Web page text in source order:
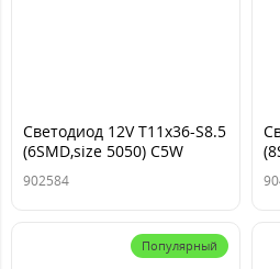
Cветодиод 12V T11x36-S8.5
(6SMD,size 5050) C5W
белый (NEW блиcтер: 2
шт.) TM NORD YADA
902584
Популярный